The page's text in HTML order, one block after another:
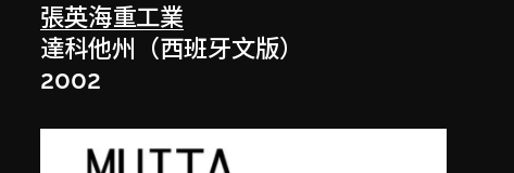
張英海重工業
達科他州（西班牙文版）
2002